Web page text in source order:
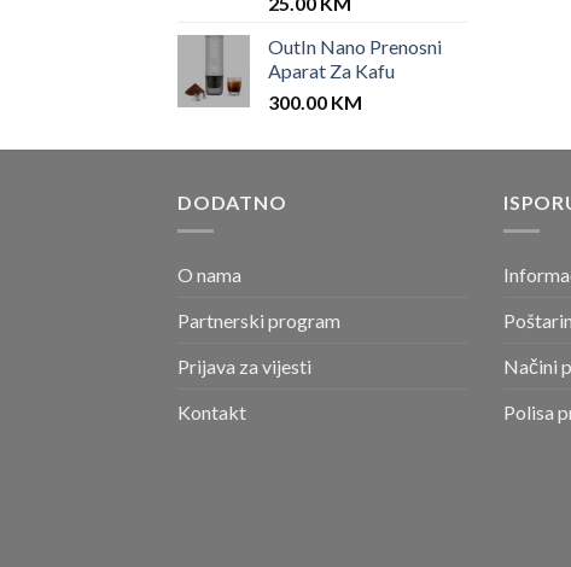
OutIn Nano Prenosni
Aparat Za Kafu
300.00 KM
DODATNO
O nama
Partnerski program
Prijava za vijesti
Kontakt
Načini
Polisa